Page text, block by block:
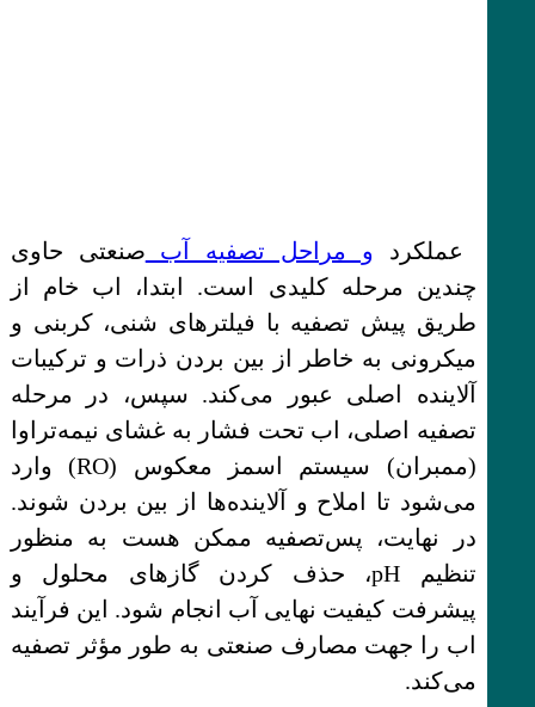
عملکرد و مراحل تصفیه آب صنعتی حاوی
چندین مرحله کلیدی است. ابتدا، اب خام از
طریق پیش تصفیه با فیلترهای شنی، کربنی و
میکرونی به خاطر از بین بردن ذرات و ترکیبات
آلاینده اصلی عبور می‌کند. سپس، در مرحله
تصفیه اصلی، اب تحت فشار به غشای نیمه‌تراوا
(ممبران) سیستم اسمز معکوس (RO) وارد
می‌شود تا املاح و آلاینده‌ها از بین بردن شوند.
در نهایت، پس‌تصفیه ممکن هست به منظور
تنظیم pH، حذف کردن گازهای محلول و
پیشرفت کیفیت نهایی آب انجام شود. این فرآیند
اب را جهت مصارف صنعتی به طور مؤثر تصفیه
می‌کند.